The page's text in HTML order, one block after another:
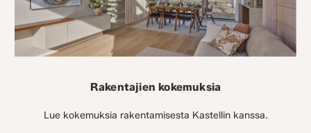
Rakentajien kokemuksia
Lue kokemuksia rakentamisesta Kastellin kanssa.